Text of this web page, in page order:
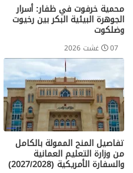
محمية خرفوت في ظفار: أسرار
الجوهرة البيئية البكر بين رخيوت
وضلكوت
07 غشت 2026
تفاصيل المنح الممولة بالكامل
من وزارة التعليم العمانية
والسفارة الأمريكية (2027/2028)